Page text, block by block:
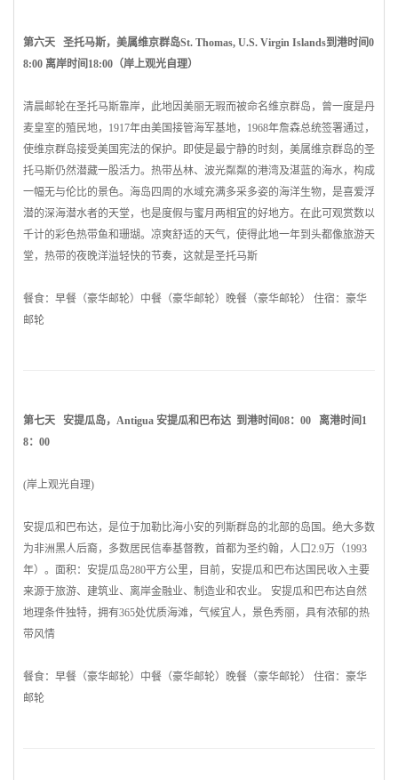
第六天 圣托马斯，美属维京群岛St. Thomas, U.S. Virgin Islands到港时间0
8:00 离岸时间18:00（岸上观光自理）
清晨邮轮在圣托马斯靠岸，此地因美丽无瑕而被命名维京群岛，曾一度是丹
麦皇室的殖民地，1917年由美国接管海军基地，1968年詹森总统签署通过，
使维京群岛接受美国宪法的保护。即使是最宁静的时刻，美属维京群岛的圣
托马斯仍然潜藏一股活力。热带丛林、波光粼粼的港湾及湛蓝的海水，构成
一幅无与伦比的景色。海岛四周的水域充满多采多姿的海洋生物，是喜爱浮
潜的深海潜水者的天堂，也是度假与蜜月两相宜的好地方。在此可观赏数以
千计的彩色热带鱼和珊瑚。凉爽舒适的天气，使得此地一年到头都像旅游天
堂，热带的夜晚洋溢轻快的节奏，这就是圣托马斯
餐食：早餐（豪华邮轮）中餐（豪华邮轮）晚餐（豪华邮轮） 住宿：豪华
邮轮
第七天 安提瓜岛，Antigua 安提瓜和巴布达 到港时间08：00 离港时间1
8：00
(岸上观光自理)
安提瓜和巴布达，是位于加勒比海小安的列斯群岛的北部的岛国。绝大多数
为非洲黑人后裔，多数居民信奉基督教，首都为圣约翰，人口2.9万（1993
年）。面积：安提瓜岛280平方公里，目前， 安提瓜和巴布达国民收入主要
来源于旅游、建筑业、离岸金融业、制造业和农业。 安提瓜和巴布达自然
地理条件独特，拥有365处优质海滩，气候宜人，景色秀丽，具有浓郁的热
带风情
餐食：早餐（豪华邮轮）中餐（豪华邮轮）晚餐（豪华邮轮） 住宿：豪华
邮轮